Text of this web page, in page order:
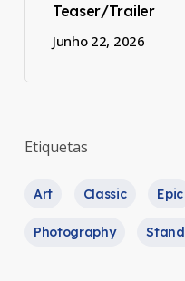
Teaser/Trailer
Junho 22, 2026
Etiquetas
Art Classic Epic
Photography